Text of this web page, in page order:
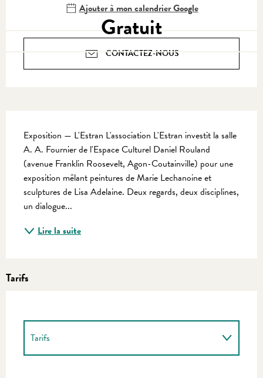
Ajouter à mon calendrier Google
Gratuit
CONTACTEZ-NOUS
Exposition — L'Estran L'association L'Estran investit la salle
A. A. Fournier de l'Espace Culturel Daniel Rouland
(avenue Franklin Roosevelt, Agon-Coutainville) pour une
exposition mêlant peintures de Marie Lechanoine et
sculptures de Lisa Adelaine. Deux regards, deux disciplines,
un dialogue...
Lire la suite
Tarifs
Tarifs